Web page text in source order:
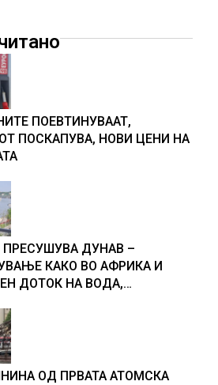
ПОЕВТИНУВААТ,
ПОСКАПУВА, НОВИ ЦЕНИ НА
ДУНАВ –
КАКО ВО АФРИКА И
ДОТОК НА ВОДА,
ОД ПРВАТА АТОМСКА